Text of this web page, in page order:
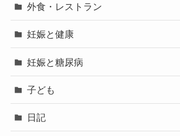
外食・レストラン
妊娠と健康
妊娠と糖尿病
子ども
日記